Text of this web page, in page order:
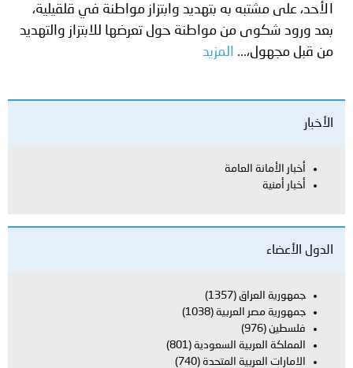
الأحد، على مشتبه به بتهديد وابتزاز مواطنة في قلقيلية،
بعد ورود شكوى من مواطنة حول تعرضها للابتزاز والتهديد
من قبل مجهول،...
المزيد
الأخبار
أخبار الأمانة العامة
أخبار أمنية
الدول الأعضاء
جمهورية العراق (1357)
جمهورية مصر العربية (1038)
فلسطين (976)
المملكة العربية السعودية (801)
الامارات العربية المتحدة (740)